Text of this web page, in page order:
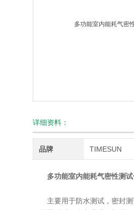
详细资料：
品牌 TIMESUN
多功能室内能耗气密性测
主要用于防水测试，密封测